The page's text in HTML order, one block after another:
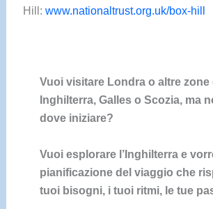
Hill: www.nationaltrust.org.uk/box-hill
Vuoi visitare Londra o altre zone
Inghilterra, Galles o Scozia, ma
dove iniziare?
Vuoi esplorare l’Inghilterra e
pianificazione del viaggio che
tuoi bisogni, i tuoi ritmi, le tue